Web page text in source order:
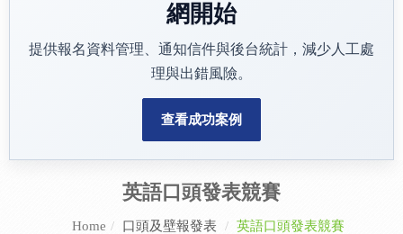
網開始
提供報名資料管理、通知信件與後台統計，減少人工處
理與出錯風險。
查看成功案例
英語口頭發表競賽
Home 口頭及壁報發表 英語口頭發表競賽